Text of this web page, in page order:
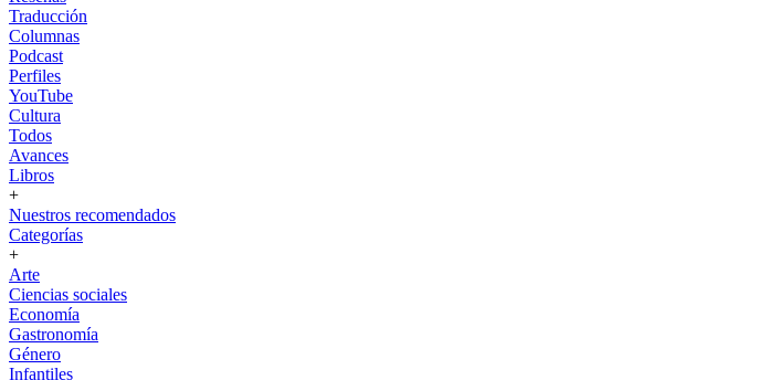
Traducción
Columnas
Podcast
Perfiles
YouTube
Cultura
Todos
Avances
Libros
+
Nuestros recomendados
Categorías
+
Arte
Ciencias sociales
Economía
Gastronomía
Género
Infantiles